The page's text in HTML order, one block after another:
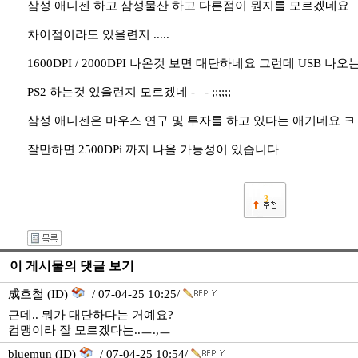
삼성 애니젠 하고 삼성물산 하고 다른점이 뭔지를 모르겠네요
차이점이라도 있을련지 .....
1600DPI / 2000DPI 나온것 보면 대단하네요 그런데 USB 나오
PS2 하는것 있을런지 모르겠네 -_ - ;;;;;;
삼성 애니젠은 마우스 연구 및 투자를 하고 있다는 애기네요 ㅋ
잘만하면 2500DPi 까지 나올 가능성이 있습니다
3
이 게시물의 댓글 보기
成호철 (ID)
/ 07-04-25 10:25/
근데.. 뭐가 대단하다는 거예요?
컴맹이라 잘 모르겠다는..ㅡ.,ㅡ
bluemun (ID)
/ 07-04-25 10:54/